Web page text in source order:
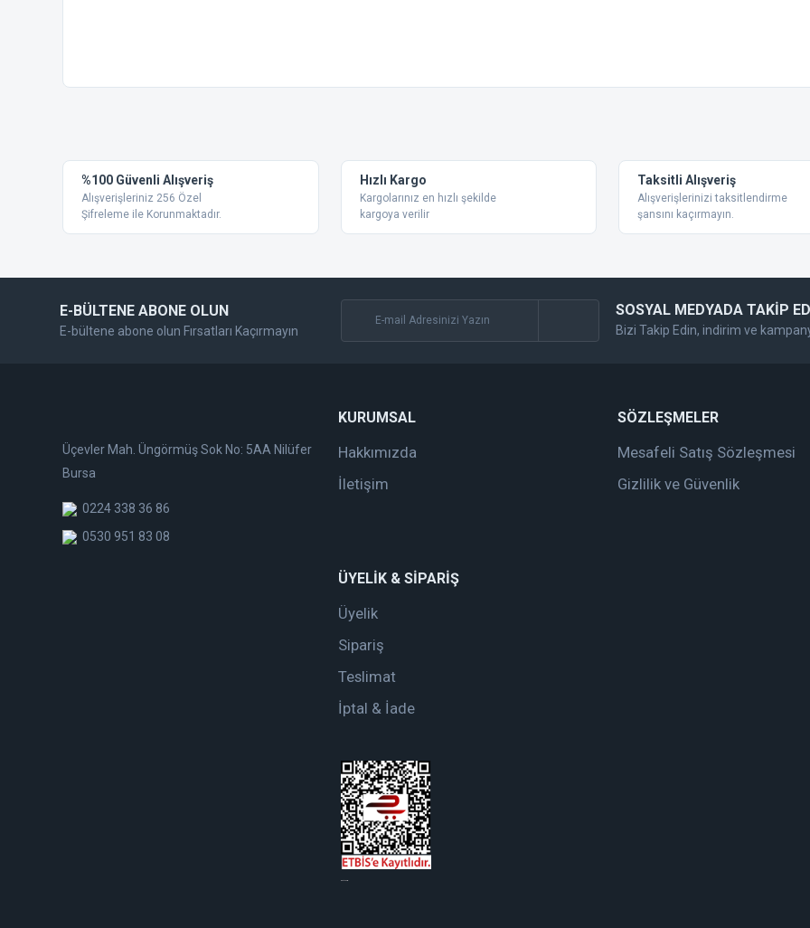
Ürün resmi kalitesiz, bozuk veya görüntülenemiyor.
Ürün açıklamasında eksik bilgiler bulunuyor.
Ürün bilgilerinde hatalar bulunuyor.
Ürün fiyatı diğer sitelerden daha pahalı.
%100 Güvenli Alışveriş
Alışverişleriniz 256 Özel
Şifreleme ile Korunmaktadır.
Hızlı Kargo
Kargolarınız en hızlı şekilde
kargoya verilir
Taksitli Alışveriş
Alışverişlerinizi taksitlendirme
şansını kaçırmayın.
E-BÜLTENE ABONE OLUN
E-bültene abone olun Fırsatları Kaçırmayın
SOSYAL MEDYADA TAKİP
Bizi Takip Edin, indirim ve
Üçevler Mah. Üngörmüş Sok No: 5AA Nilüfer
Bursa
0224 338 36 86
0530 951 83 08
KURUMSAL
Hakkımızda
İletişim
SÖZLEŞMELER
Mesafeli Satış Sözleşmesi
Gizlilik ve Güvenlik
ÜYELİK & SİPARİŞ
Üyelik
Sipariş
Teslimat
İptal & İade